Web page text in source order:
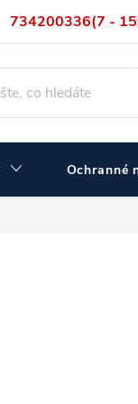
734200336(7 -
Velikostní tabulka ČERVA
Ochranné